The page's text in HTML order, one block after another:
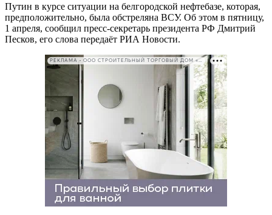
Путин в курсе ситуации на белгородской нефтебазе, которая,
предположительно, была обстреляна ВСУ. Об этом в пятницу,
1 апреля, сообщил пресс-секретарь президента РФ Дмитрий
Песков, его слова передаёт РИА Новости.
РЕКЛАМА • ООО СТРОИТЕЛЬНЫЙ ТОРГОВЫЙ ДОМ «ПЕТРОВИЧ». ИНН: 7802348846